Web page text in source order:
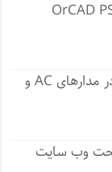
انواع اپتوکوپلر و کاربردهای آنها در مدارهای AC و
تحت وب سایت